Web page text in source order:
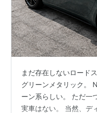
まだ存在しないロード
グリーンメタリック。
ーン系らしい。 ただ一
実車はない。 当然、デ